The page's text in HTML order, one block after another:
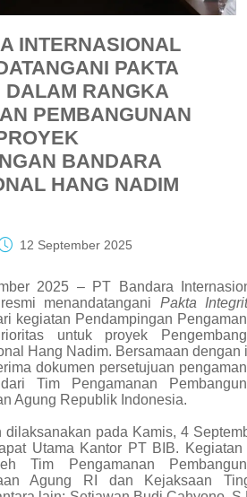
INTERNASIONAL
PAKTA
DALAM RANGKA
PEMBANGUNAN
BANDARA
HANG NADIM
12 September 2025
2025 – PT Bandara
menandatangani Pakta
kegiatan Pendampingan
untuk proyek
Hang Nadim. Bersamaan dengan
dokumen persetujuan
Tim Pengamanan
Agung Republik Indonesia.
dilaksanakan pada Kamis, 4
Utama Kantor PT BIB. Kegiatan
Tim Pengamanan
Agung RI dan Kejaksaan